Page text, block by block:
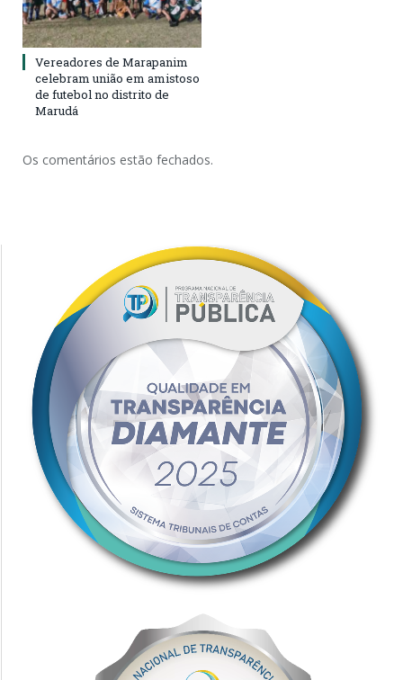
Vereadores de Marapanim
celebram união em amistoso
de futebol no distrito de
Marudá
Os comentários estão fechados.